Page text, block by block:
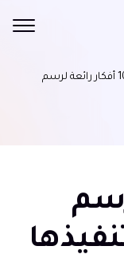
10 أفكار رائعة لرسم